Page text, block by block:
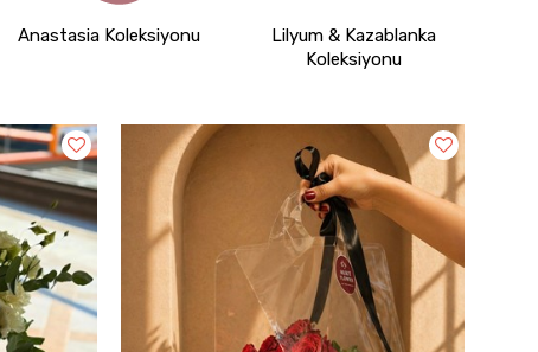
Anastasia Koleksiyonu
Lilyum & Kazablanka
Koleksiyonu